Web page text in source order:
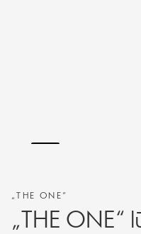
„THE ONE“
„THE ONE“